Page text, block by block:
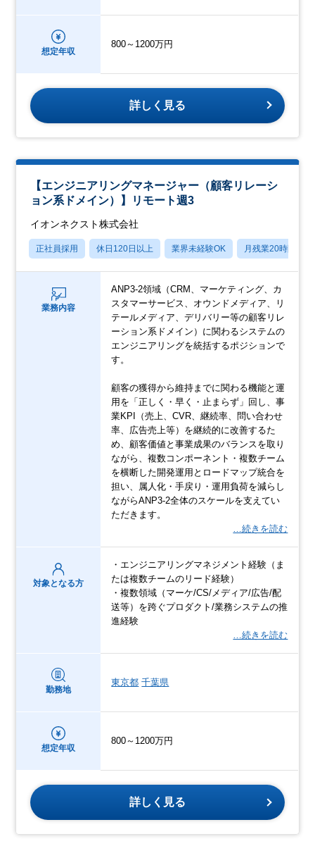
想定年収
800～1200万円
詳しく見る
【エンジニアリングマネージャー（顧客リレーシ
ョン系ドメイン）】リモート週3
イオンネクスト株式会社
正社員採用 休日120日以上 業界未経験OK 月残業20時間以内
業務内容
ANP3-2領域（CRM、マーケティング、カ
スタマーサービス、オウンドメディア、リ
テールメディア、デリバリー等の顧客リレ
ーション系ドメイン）に関わるシステムの
エンジニアリングを統括するポジションで
す。
顧客の獲得から維持までに関わる機能と運
用を「正しく・早く・止まらず」回し、事
業KPI（売上、CVR、継続率、問い合わせ
率、広告売上等）を継続的に改善するた
め、顧客価値と事業成果のバランスを取り
ながら、複数コンポーネント・複数チーム
を横断した開発運用とロードマップ統合を
担い、属人化・手戻り・運用負荷を減らし
ながらANP3-2全体のスケールを支えてい
ただきます。
…続きを読む
対象となる方
・エンジニアリングマネジメント経験（ま
たは複数チームのリード経験）
・複数領域（マーケ/CS/メディア/広告/配
送等）を跨ぐプロダクト/業務システムの推
進経験
…続きを読む
勤務地
東京都 千葉県
想定年収
800～1200万円
詳しく見る